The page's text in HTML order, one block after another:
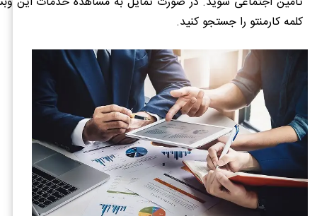
کلمه کارمنتو را جستجو کنید.